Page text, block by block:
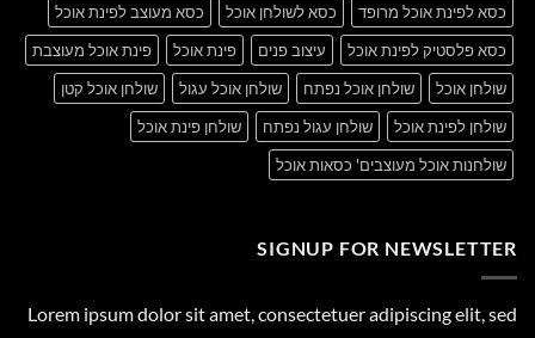
כסא לפינת אוכל מרופד
כסא לשולחן אוכל
כסא מעוצב לפינת אוכל
כסא פלסטיק לפינת אוכל
עיצוב פנים פינת אוכל
פינת אוכל מעוצבת
שולחן אוכל
שולחן אוכל נפתח שולחן אוכל עגול
שולחן אוכל קטן
שולחן לפינת אוכל
שולחן עגול נפתח
שולחן פינת אוכל
שולחנות אוכל מעוצבים' כסאות אוכל
SIGNUP FOR NEWSLETTER
Lorem ipsum dolor sit amet, consectetuer adipiscing elit, sed